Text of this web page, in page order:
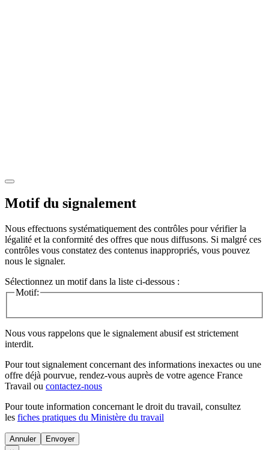
Motif du signalement
Nous effectuons systématiquement des contrôles pour vérifier la
légalité et la conformité des offres que nous diffusons. Si malgré ces
contrôles vous constatez des contenus inappropriés, vous pouvez
nous le signaler.
Sélectionnez un motif dans la liste ci-dessous :
Motif:
Nous vous rappelons que le signalement abusif est strictement
interdit.
Pour tout signalement concernant des informations inexactes ou une
offre déjà pourvue, rendez-vous auprès de votre agence France
Travail ou contactez-nous
Pour toute information concernant le droit du travail, consultez
les fiches pratiques du Ministère du travail
Annuler